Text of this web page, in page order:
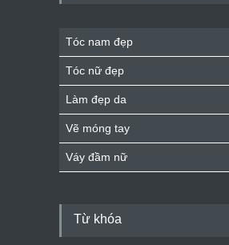
Tóc nam đẹp
Tóc nữ đẹp
Làm đẹp da
Vẽ móng tay
Váy đầm nữ
Từ khóa